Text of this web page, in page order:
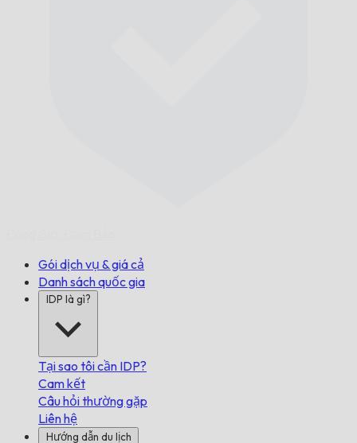
Gói dịch vụ & giá cả
Danh sách quốc gia
IDP là gì?
Tại sao tôi cần IDP?
Cam kết
Câu hỏi thường gặp
Liên hệ
Hướng dẫn du lịch